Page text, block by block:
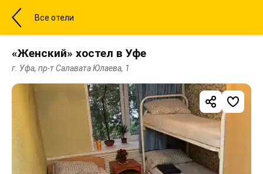
Все отели
«Женский» хостел в Уфе
г. Уфа, пр-т Салавата Юлаева, 1